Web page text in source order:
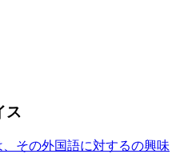
ス
その外国語に対するの興味